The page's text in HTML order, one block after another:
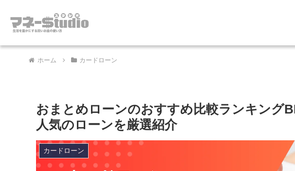
ホーム カードローン
おまとめローンのおすすめ比較ランキング
人気のローンを厳選紹介
カードローン